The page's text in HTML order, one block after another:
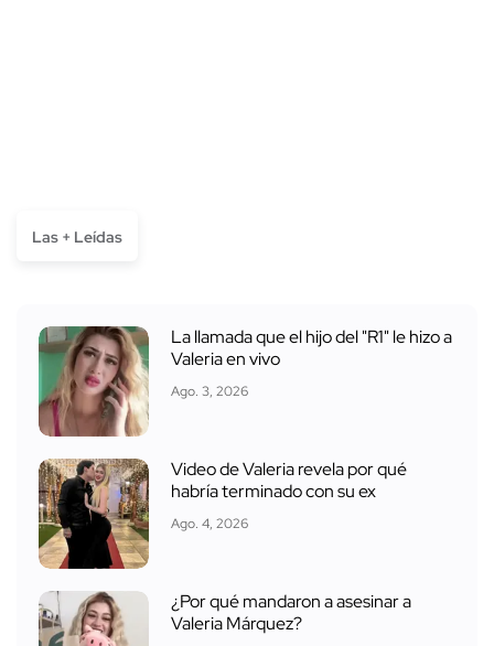
Las + Leídas
La llamada que el hijo del "R1" le hizo a
Valeria en vivo
Ago. 3, 2026
Video de Valeria revela por qué
habría terminado con su ex
Ago. 4, 2026
¿Por qué mandaron a asesinar a
Valeria Márquez?